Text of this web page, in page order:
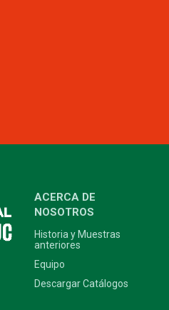
ACERCA DE
NOSOTROS
Historia y Muestras
anteriores
Equipo
Descargar Catálogos